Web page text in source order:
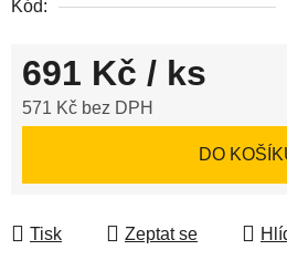
Kód:
691 Kč / ks
571 Kč bez DPH
DO
Tisk Zeptat se